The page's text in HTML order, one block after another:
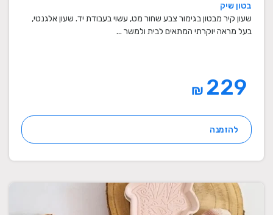
בטון שיק
שעון קיר מבטון בגימור צבע שחור מט, עשוי בעבודת יד. שעון אלגנטי,
בעל מראה יוקרתי המתאים לבית ולמשר ...
₪
להזמנה